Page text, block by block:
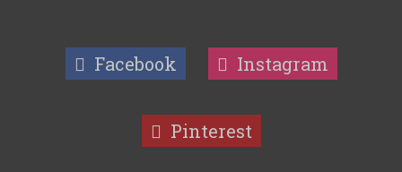
Facebook Instagram
Pinterest